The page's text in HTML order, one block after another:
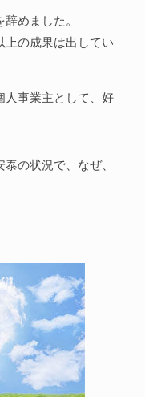
めました。
の成果は出してい
人事業主として、好
の状況で、なぜ、